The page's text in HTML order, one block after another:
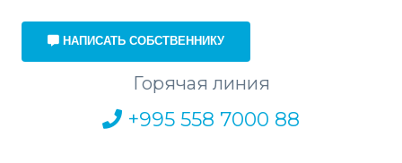
НАПИСАТЬ СОБСТВЕННИКУ
Горячая линия
+995 558 7000 88